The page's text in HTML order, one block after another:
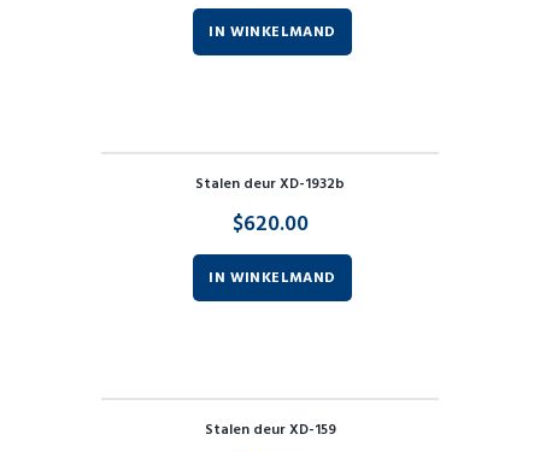
IN WINKELMAND
Stalen deur XD-1932b
$620.00
IN WINKELMAND
Stalen deur XD-159